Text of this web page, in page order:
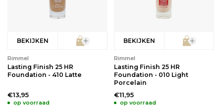
BEKIJKEN
Rimmel
Lasting Finish 25 HR
Foundation - 410 Latte
€13,95
op voorraad
BEKIJKEN
Rimmel
Lasting Finish 25 HR
Foundation - 010 Light
Porcelain
€11,95
op voorraad